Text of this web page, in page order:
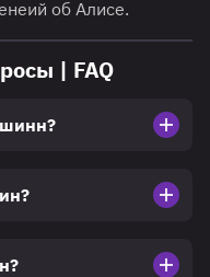
об Алисе.
| FAQ